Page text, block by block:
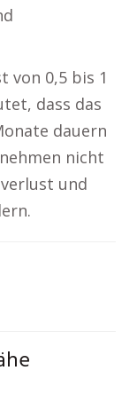
von 0,5 bis 1
dass das
dauern
nicht
und